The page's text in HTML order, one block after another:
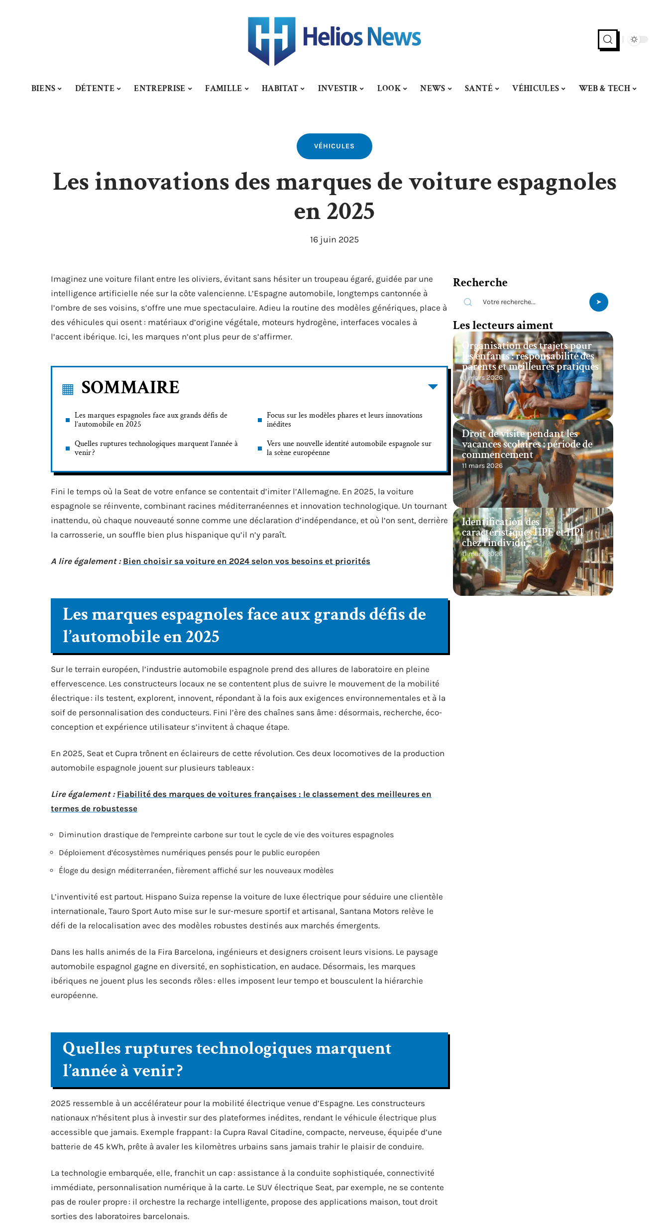
BIENS DÉTENTE ENTREPRISE FAMILLE HABITAT INVESTIR LOOK NEWS SANTÉ VÉHICULES WEB & TECH
VÉHICULES
Les innovations des marques de voiture espagnoles
en 2025
16 juin 2025
Imaginez une voiture filant entre les oliviers, évitant sans hésiter un troupeau égaré, guidée par une
intelligence artificielle née sur la côte valencienne. L’Espagne automobile, longtemps cantonnée à
l’ombre de ses voisins, s’offre une mue spectaculaire. Adieu la routine des modèles génériques, place à
des véhicules qui osent : matériaux d’origine végétale, moteurs hydrogène, interfaces vocales à
l’accent ibérique. Ici, les marques n’ont plus peur de s’affirmer.
SOMMAIRE
Les marques espagnoles face aux grands défis de
l’automobile en 2025
Quelles ruptures technologiques marquent l’année à
venir ?
Focus sur les modèles phares et leurs innovations
inédites
Vers une nouvelle identité automobile espagnole sur
la scène européenne
Fini le temps où la Seat de votre enfance se contentait d’imiter l’Allemagne. En 2025, la voiture
espagnole se réinvente, combinant racines méditerranéennes et innovation technologique. Un tournant
inattendu, où chaque nouveauté sonne comme une déclaration d’indépendance, et où l’on sent, derrière
la carrosserie, un souffle bien plus hispanique qu’il n’y paraît.
A lire également : Bien choisir sa voiture en 2024 selon vos besoins et priorités
Les marques espagnoles face aux grands défis de
l’automobile en 2025
Sur le terrain européen, l’industrie automobile espagnole prend des allures de laboratoire en pleine
effervescence. Les constructeurs locaux ne se contentent plus de suivre le mouvement de la mobilité
électrique : ils testent, explorent, innovent, répondant à la fois aux exigences environnementales et à la
soif de personnalisation des conducteurs. Fini l’ère des chaînes sans âme : désormais, recherche, éco-
conception et expérience utilisateur s’invitent à chaque étape.
En 2025, Seat et Cupra trônent en éclaireurs de cette révolution. Ces deux locomotives de la production
automobile espagnole jouent sur plusieurs tableaux :
Lire également : Fiabilité des marques de voitures françaises : le classement des meilleures en
termes de robustesse
Diminution drastique de l’empreinte carbone sur tout le cycle de vie des voitures espagnoles
Déploiement d’écosystèmes numériques pensés pour le public européen
Éloge du design méditerranéen, fièrement affiché sur les nouveaux modèles
L’inventivité est partout. Hispano Suiza repense la voiture de luxe électrique pour séduire une clientèle
internationale, Tauro Sport Auto mise sur le sur-mesure sportif et artisanal, Santana Motors relève le
défi de la relocalisation avec des modèles robustes destinés aux marchés émergents.
Dans les halls animés de la Fira Barcelona, ingénieurs et designers croisent leurs visions. Le paysage
automobile espagnol gagne en diversité, en sophistication, en audace. Désormais, les marques
ibériques ne jouent plus les seconds rôles : elles imposent leur tempo et bousculent la hiérarchie
européenne.
Quelles ruptures technologiques marquent
l’année à venir ?
2025 ressemble à un accélérateur pour la mobilité électrique venue d’Espagne. Les constructeurs
nationaux n’hésitent plus à investir sur des plateformes inédites, rendant le véhicule électrique plus
accessible que jamais. Exemple frappant : la Cupra Raval Citadine, compacte, nerveuse, équipée d’une
batterie de 45 kWh, prête à avaler les kilomètres urbains sans jamais trahir le plaisir de conduire.
La technologie embarquée, elle, franchit un cap : assistance à la conduite sophistiquée, connectivité
immédiate, personnalisation numérique à la carte. Le SUV électrique Seat, par exemple, ne se contente
pas de rouler propre : il orchestre la recharge intelligente, propose des applications maison, tout droit
sorties des laboratoires barcelonais.
Recherche
Les lecteurs aiment
Organisation des trajets pour
les enfants : responsabilité des
parents et meilleures pratiques
11 mars 2026
Droit de visite pendant les
vacances scolaires : période de
commencement
11 mars 2026
Identification des
caractéristiques HPE et HPI
chez l’individu
11 mars 2026